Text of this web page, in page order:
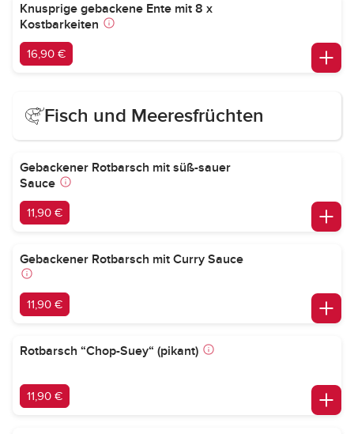
Knusprige gebackene Ente mit 8 x
Kostbarkeiten
16,90 €
Fisch und Meeresfrüchten
Gebackener Rotbarsch mit süß-sauer
Sauce
11,90 €
Gebackener Rotbarsch mit Curry Sauce
11,90 €
Rotbarsch “Chop-Suey“ (pikant)
11,90 €